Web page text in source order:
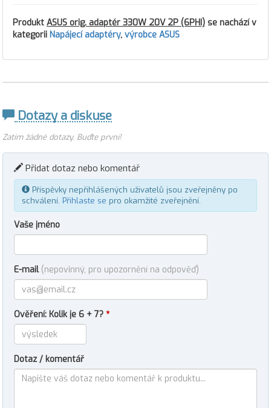
Produkt ASUS orig. adaptér 330W 20V 2P (6PHI) se nachází v
kategorii Napájecí adaptéry, výrobce ASUS
Dotazy a diskuse
Zatím žádné dotazy. Buďte první!
Přidat dotaz nebo komentář
Příspěvky nepřihlášených uživatelů jsou zveřejněny po
schválení. Přihlaste se pro okamžité zveřejnění.
Vaše jméno
E-mail (nepovinný, pro upozornění na odpověď)
Ověření: Kolik je 6 + 7? *
Dotaz / komentář